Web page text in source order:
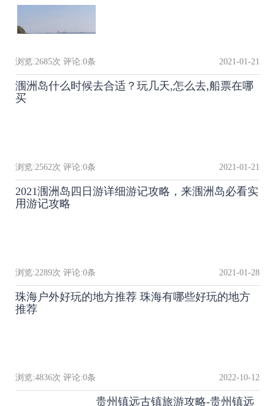
浏览:2685次 评论:0条 2021-01-21
涠洲岛什么时候去合适？玩几天,怎么去,船票在哪
买
浏览:2562次 评论:0条 2021-01-21
2021涠洲岛四日游详细游记攻略，来涠洲岛必看实
用游记攻略
浏览:2289次 评论:0条 2021-01-28
珠海户外好玩的地方推荐 珠海有哪些好玩的地方
推荐
浏览:4836次 评论:0条 2022-10-12
贵州镇远古镇旅游攻略-贵州镇远